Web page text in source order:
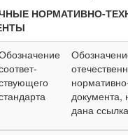
НОРМАТИВНО-
документа,
дана ссылка